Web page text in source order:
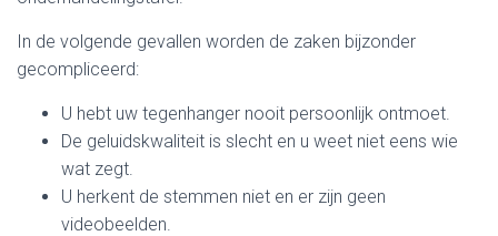
In de volgende gevallen worden de zaken bijzonder
gecompliceerd:
U hebt uw tegenhanger nooit persoonlijk ontmoet.
De geluidskwaliteit is slecht en u weet niet eens wie
wat zegt.
U herkent de stemmen niet en er zijn geen
videobeelden.